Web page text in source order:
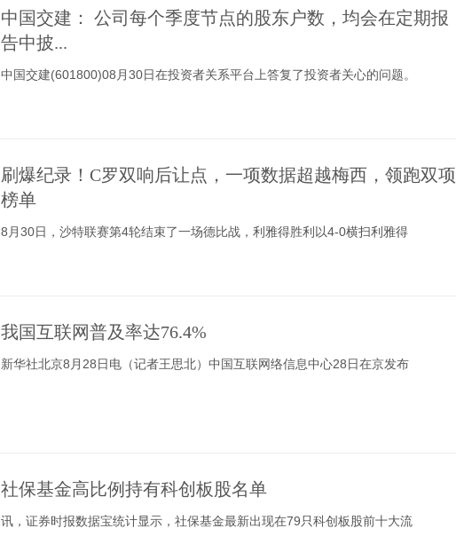
中国交建： 公司每个季度节点的股东户数，均会在定期报
告中披...
中国交建(601800)08月30日在投资者关系平台上答复了投资者关心的问题。
刷爆纪录！C罗双响后让点，一项数据超越梅西，领跑双项
榜单
8月30日，沙特联赛第4轮结束了一场德比战，利雅得胜利以4-0横扫利雅得
我国互联网普及率达76.4%
新华社北京8月28日电（记者王思北）中国互联网络信息中心28日在京发布
社保基金高比例持有科创板股名单
讯，证券时报数据宝统计显示，社保基金最新出现在79只科创板股前十大流